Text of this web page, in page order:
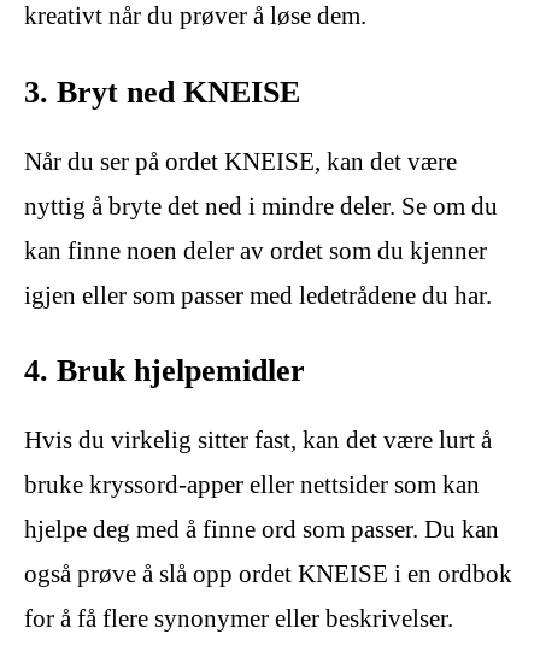
kreativt når du prøver å løse dem.
3. Bryt ned KNEISE
Når du ser på ordet KNEISE, kan det være
nyttig å bryte det ned i mindre deler. Se om du
kan finne noen deler av ordet som du kjenner
igjen eller som passer med ledetrådene du har.
4. Bruk hjelpemidler
Hvis du virkelig sitter fast, kan det være lurt å
bruke kryssord-apper eller nettsider som kan
hjelpe deg med å finne ord som passer. Du kan
også prøve å slå opp ordet KNEISE i en ordbok
for å få flere synonymer eller beskrivelser.